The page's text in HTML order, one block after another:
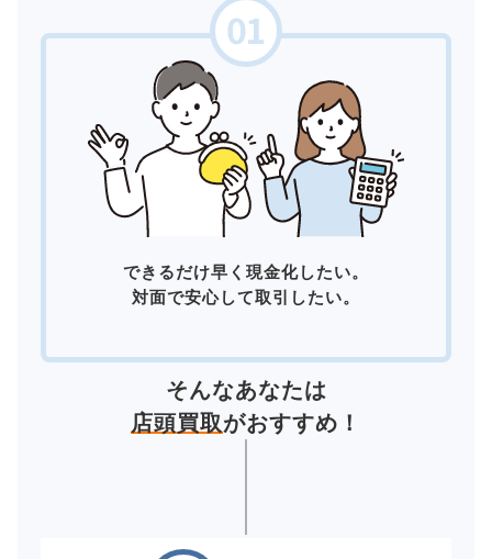
できるだけ早く現金化したい。
対面で安心して取引したい。
そんなあなたは
店頭買取がおすすめ！